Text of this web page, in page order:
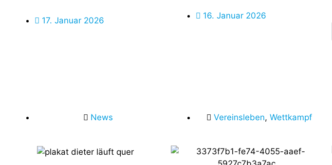
17. Januar 2026 16. Januar 2026
News Vereinsleben, Wettkampf